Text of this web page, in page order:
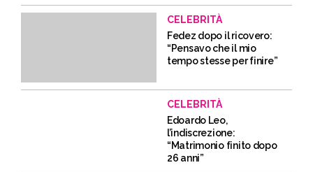
CELEBRITÀ
Fedez dopo il ricovero:
“Pensavo che il mio
tempo stesse per finire”
CELEBRITÀ
Edoardo Leo,
l’indiscrezione:
“Matrimonio finito dopo
26 anni”